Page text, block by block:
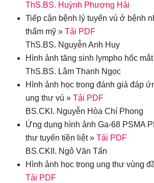
ThS.BS. Huỳnh Phượng Hải
Tiếp cận bệnh lý tuyến vú ở bệnh
thẩm mỹ » Tải PDF
ThS.BS. Nguyễn Anh Huy
Hình ảnh tăng sinh lympho hốc
ThS.BS. Lâm Thanh Ngọc
Hình ảnh học trong đánh giá đáp
ung thư vú » Tải PDF
BS.CKI. Nguyễn Hòa Chí Phong
Ứng dụng hình ảnh Ga-68 PSMA
thư tuyến tiền liệt » Tải PDF
BS.CKII. Ngô Văn Tấn
Hình ảnh học trong ung thư vùng
Tải PDF